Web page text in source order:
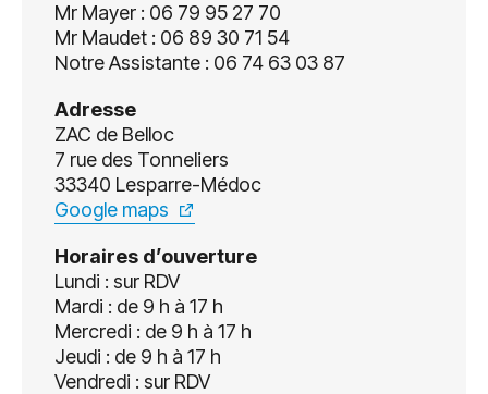
Mr Mayer : 06 79 95 27 70
Mr Maudet : 06 89 30 71 54
Notre Assistante : 06 74 63 03 87
Adresse
ZAC de Belloc
7 rue des Tonneliers
33340 Lesparre-Médoc
Google maps
Horaires d’ouverture
Lundi : sur RDV
Mardi : de 9 h à 17 h
Mercredi : de 9 h à 17 h
Jeudi : de 9 h à 17 h
Vendredi : sur RDV